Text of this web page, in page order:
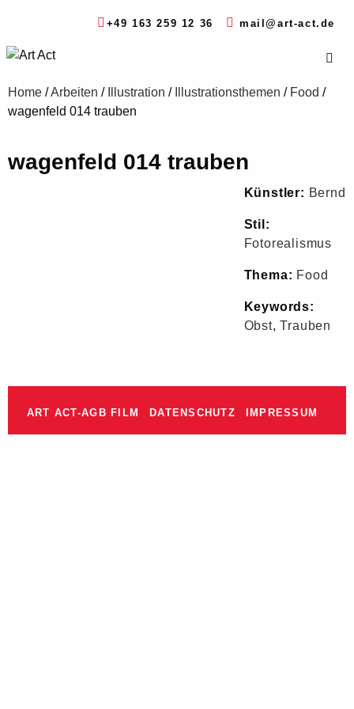
+49 163 259 12 36 mail@art-act.de
Home /Arbeiten / Illustration / Illustrationsthemen / Food /
wagenfeld 014 trauben
wagenfeld 014 trauben
Künstler: Bernd
Stil:
Fotorealismus
Thema: Food
Keywords:
Obst,Trauben
ART ACT-AGB FILM DATENSCHUTZ IMPRESSUM